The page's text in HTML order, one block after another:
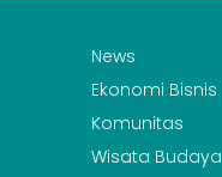
News
Ekonomi Bisnis
Komunitas
Wisata Budaya